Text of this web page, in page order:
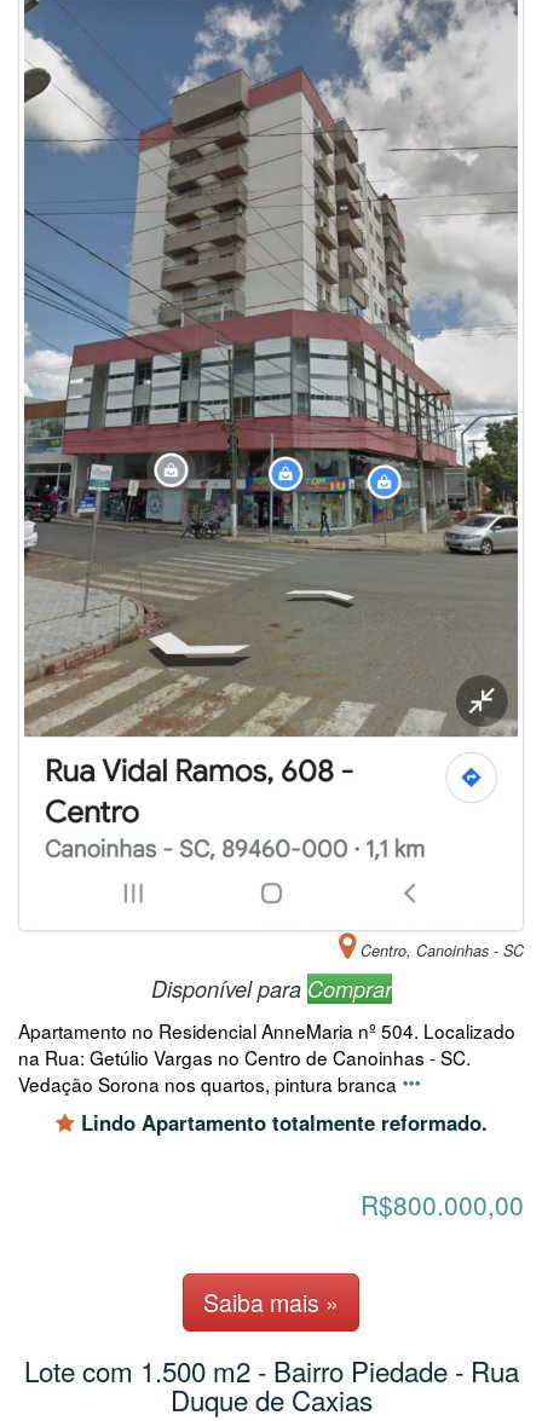
Centro, Canoinhas - SC
Disponível para Comprar
Apartamento no Residencial AnneMaria nº 504. Localizado
na Rua: Getúlio Vargas no Centro de Canoinhas - SC.
Vedação Sorona nos quartos, pintura branca
Lindo Apartamento totalmente reformado.
R$800.000,00
Saiba mais »
Lote com 1.500 m2 - Bairro Piedade - Rua
Duque de Caxias